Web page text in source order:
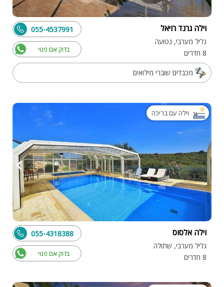
וילה גרנד רויאל
גליל מערבי, נטועה
8 חדרים
בדוק אם פנוי
055-4537991
מכבדים שוברי מילואים
וילה עם בריכה
וילה אלסוס
גליל מערבי, שתולה
8 חדרים
בדוק אם פנוי
055-4318388